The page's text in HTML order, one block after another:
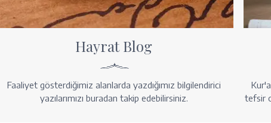
Hayrat Blog
Faaliyet gösterdiğimiz alanlarda yazdığımız bilgilendirici
yazılarımızı buradan takip edebilirsiniz.
tefsir